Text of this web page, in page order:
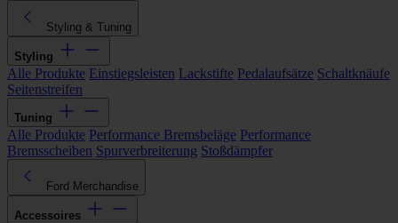
Styling & Tuning
Styling
Alle Produkte Einstiegsleisten Lackstifte Pedalaufsätze Schaltknäufe
Seitenstreifen
Tuning
Alle Produkte Performance Bremsbeläge Performance
Bremsscheiben Spurverbreiterung Stoßdämpfer
Ford Merchandise
Accessoires